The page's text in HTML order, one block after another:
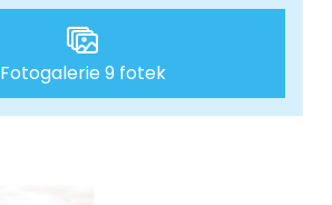
Fotogalerie 9 fotek